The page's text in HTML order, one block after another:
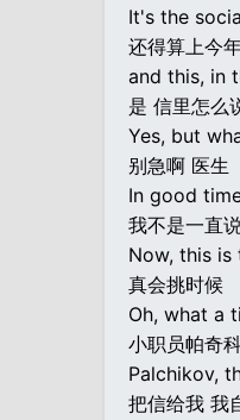
It's the
还得算上今
and this, in
是 信里怎么
Yes, but
别急啊 医生
In good
我不是一直
Now, this
真会挑时候
Oh, what a
小职员帕奇
Palchikov,
把信给我 我